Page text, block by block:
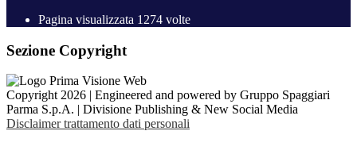
Pagina visualizzata 1274 volte
Sezione Copyright
Copyright 2026 | Engineered and powered by Gruppo Spaggiari
Parma S.p.A. | Divisione Publishing & New Social Media
Disclaimer trattamento dati personali